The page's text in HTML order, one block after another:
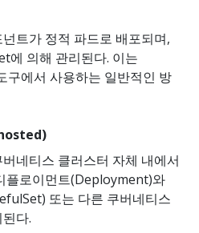
트가 정적 파드로 배포되며,
에 의해 관리된다. 이는
구에서 사용하는 일반적인 방
네티스 클러스터 자체 내에서
플로이먼트(Deployment)와
또는 다른 쿠버네티스
다.